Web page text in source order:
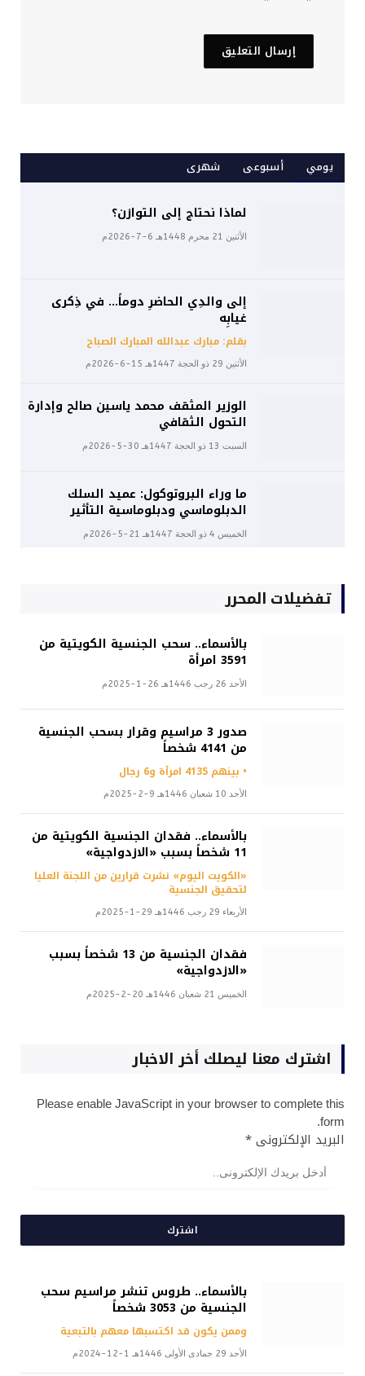
يومي أسبوعى شهرى
لماذا نحتاج إلى التوازن؟
الأثنين 21 محرم 1448هـ 6-7-2026م
إلى والدِي الحاضرِ دوماً… في ذِكرى
غيابِه
بقلم: مبارك عبدالله المبارك الصباح
الأثنين 29 ذو الحجة 1447هـ 15-6-2026م
الوزير المثقف محمد ياسين صالح وإدارة
التحول الثقافي
السبت 13 ذو الحجة 1447هـ 30-5-2026م
ما وراء البروتوكول: عميد السلك
الدبلوماسي ودبلوماسية التأثير
الخميس 4 ذو الحجة 1447هـ 21-5-2026م
تفضيلات المحرر
بالأسماء.. سحب الجنسية الكويتية من
3591 امرأة
الأحد 26 رجب 1446هـ 26-1-2025م
صدور 3 مراسيم وقرار بسحب الجنسية
من 4141 شخصاً
• بينهم 4135 امرأة و6 رجال
الأحد 10 شعبان 1446هـ 9-2-2025م
بالأسماء.. فقدان الجنسية الكويتية من
11 شخصاً بسبب «الازدواجية»
«الكويت اليوم» نشرت قرارين من اللجنة العليا
لتحقيق الجنسية
الأربعاء 29 رجب 1446هـ 29-1-2025م
فقدان الجنسية من 13 شخصاً بسبب
«الازدواجية»
الخميس 21 شعبان 1446هـ 20-2-2025م
اشترك معنا ليصلك أخر الاخبار
Please enable JavaScript in your browser to complete this
form.
البريد الإلكترونى*
اشترك
بالأسماء.. طروس تنشر مراسيم سحب
الجنسية من 3053 شخصاً
وممن يكون قد اكتسبها معهم بالتبعية
الأحد 29 جمادى الأولى 1446هـ 1-12-2024م